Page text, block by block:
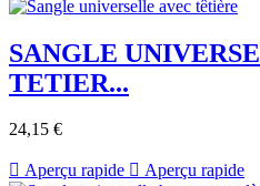
SANGLE
TETIER...
24,15 €
 Aperçu rapide  Aperçu rapide